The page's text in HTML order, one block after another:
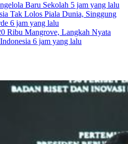
Baru Sekolah 5 jam yang lalu
Tak Lolos Piala Dunia, Singgung
6 jam yang lalu
Ribu Mangrove, Langkah Nyata
6 jam yang lalu